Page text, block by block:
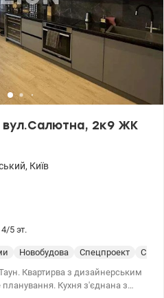
вул.Салютна, 2к9 ЖК
, Київ
4/5 эт.
Новобудова Спецпроект
С
Квартирва з дизайнерським
Кухня з'єднана з